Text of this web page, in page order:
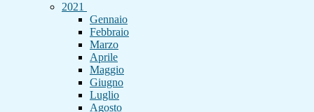
2021
Gennaio
Febbraio
Marzo
Aprile
Maggio
Giugno
Luglio
Agosto